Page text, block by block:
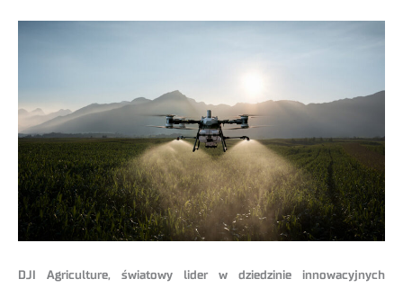
DJI Agriculture, światowy lider w dziedzinie innowacyjnych